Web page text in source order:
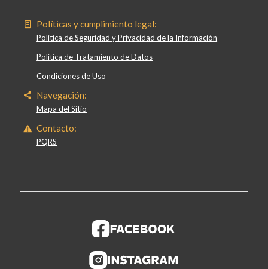
Políticas y cumplimiento legal:
Política de Seguridad y Privacidad de la Información
Política de Tratamiento de Datos
Condiciones de Uso
Navegación:
Mapa del Sitio
Contacto:
PQRS